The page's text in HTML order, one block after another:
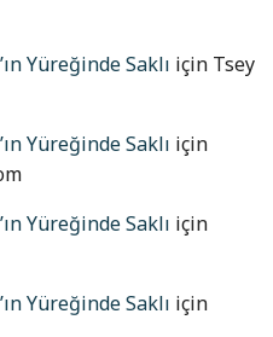
Yüreğinde Saklı için Tsey
Yüreğinde Saklı için
Yüreğinde Saklı için
Yüreğinde Saklı için